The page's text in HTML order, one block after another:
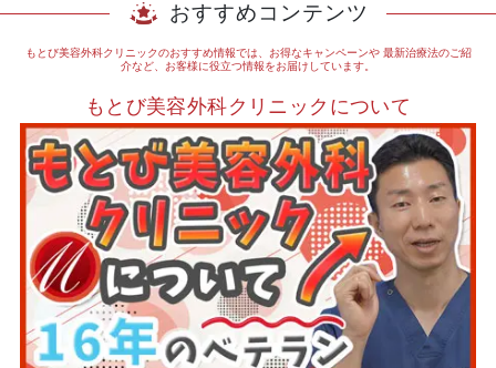
おすすめコンテンツ
もとび美容外科クリニックのおすすめ情報では、お得なキャンペーンや最新治療法のご紹
介など、お客様に役立つ情報をお届けしています。
もとび美容外科クリニックについて